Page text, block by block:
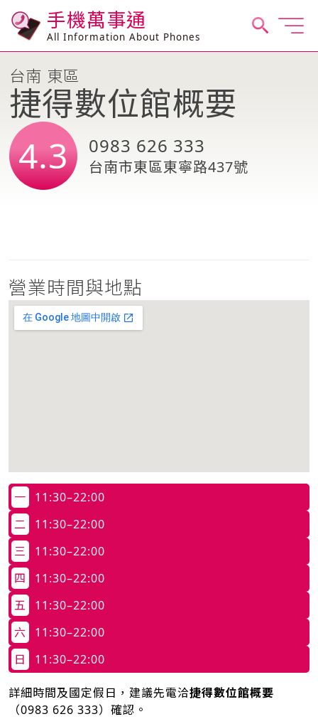
手機萬事通
All Information About Phones
台南 東區
捷得數位館概要
4.3 0983 626 333
台南市東區東寧路437號
營業時間與地點
一
11:30–22:00
二
11:30–22:00
三
11:30–22:00
四
11:30–22:00
五
11:30–22:00
六
11:30–22:00
日
11:30–22:00
詳細時間及國定假日，建議先電洽捷得數位館概要
（0983 626 333）確認。